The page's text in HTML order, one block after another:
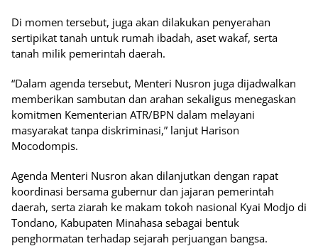
Di momen tersebut, juga akan dilakukan penyerahan
sertipikat tanah untuk rumah ibadah, aset wakaf, serta
tanah milik pemerintah daerah.
“Dalam agenda tersebut, Menteri Nusron juga dijadwalkan
memberikan sambutan dan arahan sekaligus menegaskan
komitmen Kementerian ATR/BPN dalam melayani
masyarakat tanpa diskriminasi,” lanjut Harison
Mocodompis.
Agenda Menteri Nusron akan dilanjutkan dengan rapat
koordinasi bersama gubernur dan jajaran pemerintah
daerah, serta ziarah ke makam tokoh nasional Kyai Modjo di
Tondano, Kabupaten Minahasa sebagai bentuk
penghormatan terhadap sejarah perjuangan bangsa.